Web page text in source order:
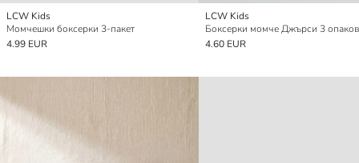
LCW Kids
Момчешки боксерки 3-пакет
4.99 EUR
LCW Kids
Боксерки момче Джърси 3
4.60 EUR